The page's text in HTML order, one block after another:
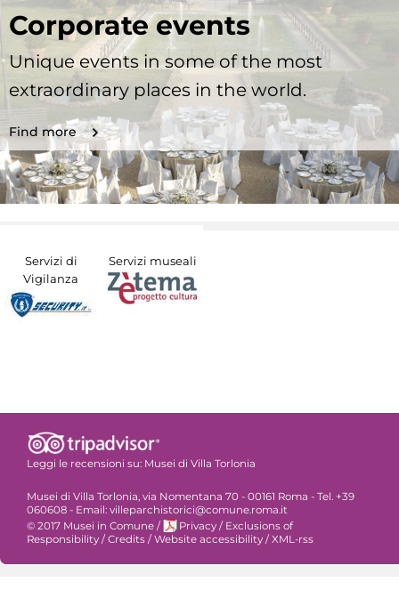
Corporate events
Unique events in some of the most
extraordinary places in the world.
Find more
Servizi di
Vigilanza
Servizi museali
Leggi le recensioni su: Musei di Villa Torlonia
Musei di Villa Torlonia, via Nomentana 70 - 00161 Roma - Tel. +39
060608 - Email: villeparchistorici@comune.roma.it
© 2017 Musei in Comune / Privacy / Exclusions of
Responsibility / Credits / Website accessibility / XML-rss